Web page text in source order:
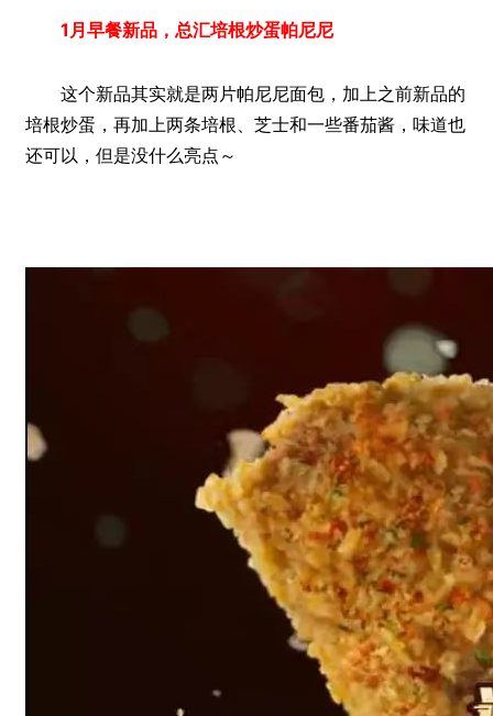
1月早餐新品，总汇培根炒蛋帕尼尼
这个新品其实就是两片帕尼尼面包，加上之前新品的
培根炒蛋，再加上两条培根、芝士和一些番茄酱，味道也
还可以，但是没什么亮点～